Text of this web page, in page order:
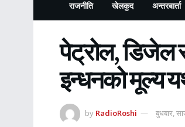
राजनीति खेलकुद अन्तरबार्ता
पेट्रोल, डिजेल
इन्धनको मूल्य
by RadioRoshi बुधबार,